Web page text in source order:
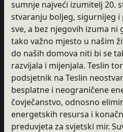
sumnje najveći izumitelj 20.
stvaranju boljeg, sigurnijeg i
sve, a bez njegovih izuma ni
tako važno mjesto u našim
do naših domova niti bi se
razvijala i mijenjala. Teslin
podsjetnik na Teslin
besplatne i neograničene
čovječanstvo, odnosno
energetskih resursa i
preduvjeta za svjetski mir.